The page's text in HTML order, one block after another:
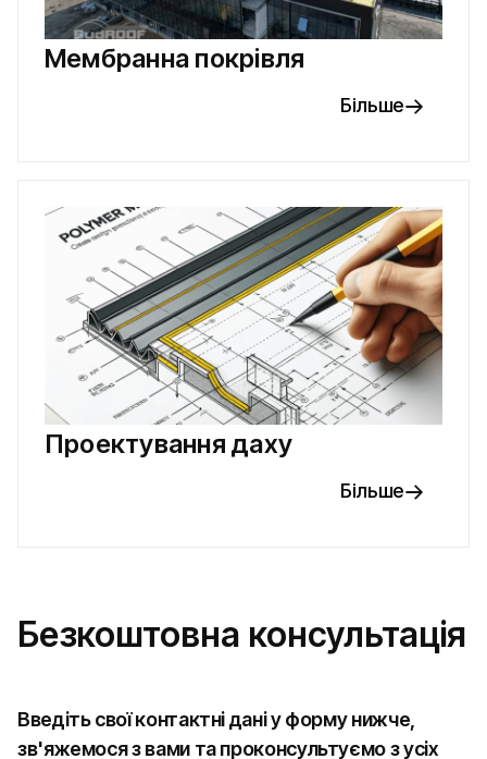
Мембранна покрівля
Більше
Проектування даху
Більше
Безкоштовна консультація
Введіть свої контактні дані у форму нижче,
зв'яжемося з вами та проконсультуємо з усіх